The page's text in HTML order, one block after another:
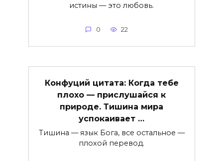
истины — это любовь.
0 22
Конфуций цитата: Когда тебе
плохо — прислушайся к
природе. Тишина мира
успокаивает …
Тишина — язык Бога, все остальное —
плохой перевод.